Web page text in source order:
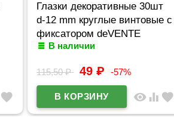
favorite
Глазки декоративные 30шт
d-12 mm круглые винтовые с
фиксатором deVENTE
голубые арт.8001324
В наличии
115,50₽ 49₽ -57%
visibility equalizer favorite